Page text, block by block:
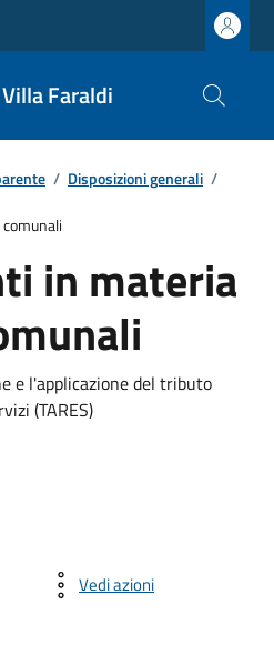
Faraldi
/ Disposizioni generali /
in materia
e l'applicazione del tributo
(TARES)
Vedi azioni